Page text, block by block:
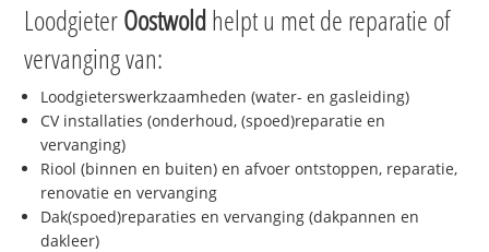
LoodgieterOostwoldhelpt u met de reparatie of
vervanging van:
Loodgieterswerkzaamheden (water- en gasleiding)
CV installaties (onderhoud, (spoed)reparatie en
vervanging)
Riool (binnen en buiten) en afvoer ontstoppen, reparatie,
renovatie en vervanging
Dak(spoed)reparaties en vervanging (dakpannen en
dakleer)